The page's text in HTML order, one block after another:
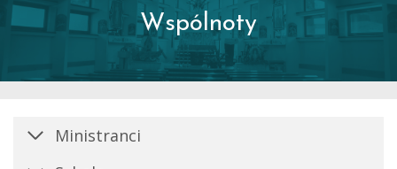
Wspólnoty
Ministranci